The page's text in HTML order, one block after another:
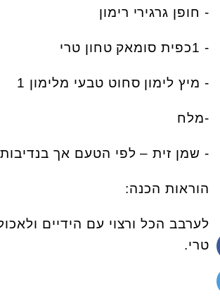
- חופן גרגירי רימון
- 1כפית סומאק טחון טרי
- מיץ לימון סחוט טבעי מלימון 1
-מלח
- שמן זית – לפי הטעם אך בנדיבות
הוראות הכנה:
לערבב הכל ורצוי עם הידיים
טרי.